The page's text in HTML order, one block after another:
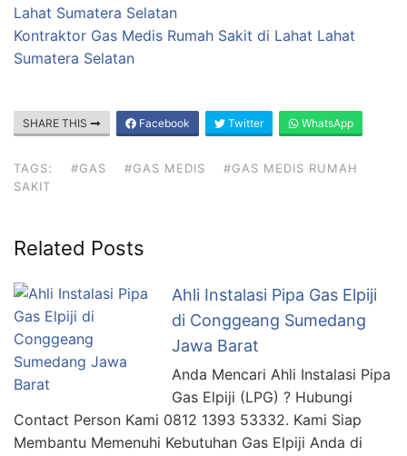
Lahat Sumatera Selatan
Kontraktor Gas Medis Rumah Sakit di Lahat Lahat
Sumatera Selatan
SHARE THIS Facebook Twitter WhatsApp
TAGS: #GAS #GAS MEDIS
#GAS MEDIS RUMAH
SAKIT
Related Posts
Ahli Instalasi Pipa Gas Elpiji
di Conggeang Sumedang
Jawa Barat
Anda Mencari Ahli Instalasi Pipa
Gas Elpiji (LPG) ? Hubungi
Contact Person Kami 0812 1393 53332. Kami Siap
Membantu Memenuhi Kebutuhan Gas Elpiji Anda di